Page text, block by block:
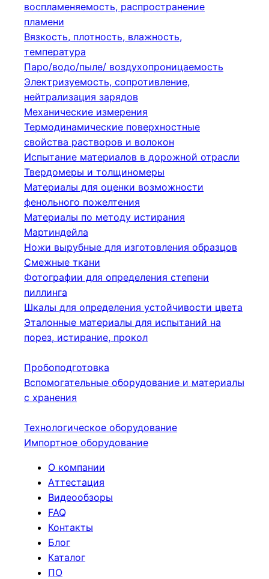
воспламеняемость, распространение
пламени
Вязкость, плотность, влажность,
температура
Паро/водо/пыле/ воздухопроницаемость
Электризуемость, сопротивление,
нейтрализация зарядов
Механические измерения
Термодинамические поверхностные
свойства растворов и волокон
Испытание материалов в дорожной отрасли
Твердомеры и толщиномеры
Материалы для оценки возможности
фенольного пожелтения
Материалы по методу истирания
Мартиндейла
Ножи вырубные для изготовления образцов
Смежные ткани
Фотографии для определения степени
пиллинга
Шкалы для определения устойчивости цвета
Эталонные материалы для испытаний на
порез, истирание, прокол
Пробоподготовка
Вспомогательные оборудование и материалы
с хранения
Технологическое оборудование
Импортное оборудование
О компании
Аттестация
Видеообзоры
FAQ
Контакты
Блог
Каталог
ПО